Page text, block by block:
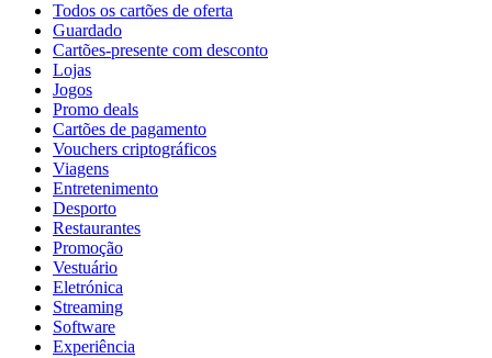
Todos os cartões de oferta
Guardado
Cartões-presente com desconto
Lojas
Jogos
Promo deals
Cartões de pagamento
Vouchers criptográficos
Viagens
Entretenimento
Desporto
Restaurantes
Promoção
Vestuário
Eletrónica
Streaming
Software
Experiência